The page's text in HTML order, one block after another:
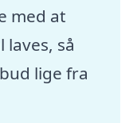
med at
så
lige fra